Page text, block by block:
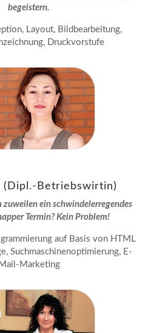
begeistern.
Layout, Bildbearbeitung,
Druckvorstufe
(Dipl.-Betriebswirtin)
zuweilen ein schwindelerregendes
Termin? Kein Problem!
auf Basis von HTML
Suchmaschinenoptimierung, E-
Mail-Marketing